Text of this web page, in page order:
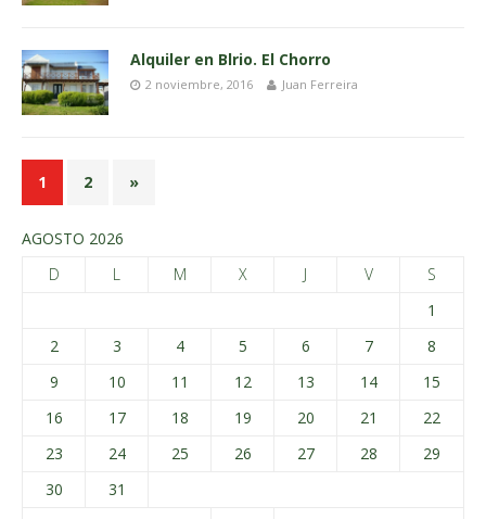
Alquiler en Blrio. El Chorro
2 noviembre, 2016 Juan Ferreira
1 2 »
AGOSTO 2026
D
L M X J V S
1
2
3 4 5 6 7
8
9
10 11 12 13 14
15
16
17 18 19 20 21
22
23
24 25 26 27 28
29
30
31